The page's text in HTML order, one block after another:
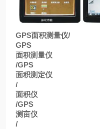
GPS面积测量仪/
GPS
面积测量仪
/GPS
面积测定仪
/
面积仪
/GPS
测亩仪
/